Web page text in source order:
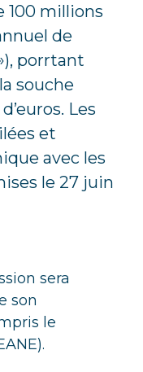
100 millions
de
porrtant
souche
Les
et
avec les
le 27 juin
sera
son
le